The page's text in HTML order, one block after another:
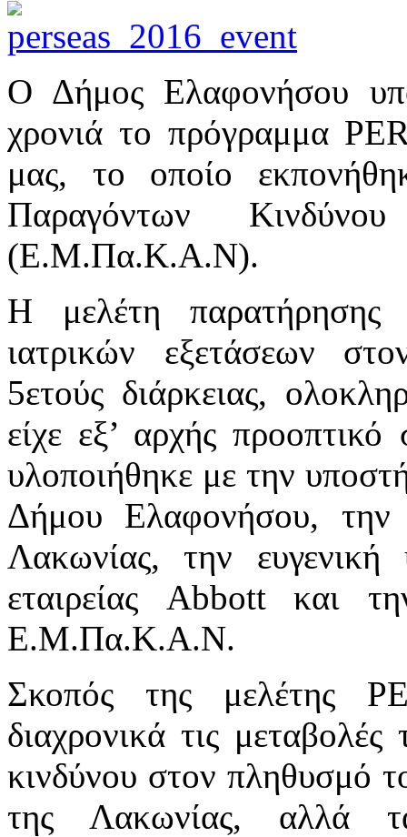
Ο Δήμος Ελαφονήσου
χρονιά το πρόγραμμα
μας, το οποίο
Παραγόντων
(Ε.Μ.Πα.Κ.Α.Ν).
Η μελέτη
ιατρικών εξετάσεων
5ετούς διάρκειας,
είχε εξ’ αρχής
υλοποιήθηκε με την
Δήμου Ελαφονήσου, την
Λακωνίας, την ευγενική
εταιρείας Abbott και
Ε.Μ.Πα.Κ.Α.Ν.
Σκοπός της μελέτης
διαχρονικά τις
κινδύνου στον πληθυσμό
της Λακωνίας, αλλά